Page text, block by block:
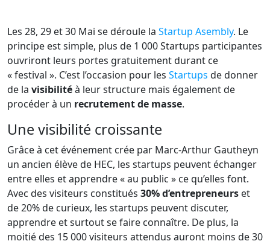
Les 28, 29 et 30 Mai se déroule la Startup Asembly. Le
principe est simple, plus de 1 000 Startups participantes
ouvriront leurs portes gratuitement durant ce
« festival ». C’est l’occasion pour les Startups de donner
de la visibilitéà leur structure mais également de
procéder à un recrutement de masse.
Une visibilité croissante
Grâce à cet événement crée par Marc-Arthur Gautheyn
un ancien élève de HEC, les startups peuvent échanger
entre elles et apprendre « au public » ce qu’elles font.
Avec des visiteurs constitués 30% d’entrepreneurs et
de 20% de curieux, les startups peuvent discuter,
apprendre et surtout se faire connaître. De plus, la
moitié des 15 000 visiteurs attendus auront moins de 30